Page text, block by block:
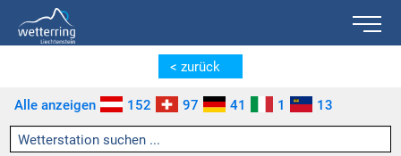
Zum Inhalt springen [AK + 0]
Zum linken senkrechten Seitenmenü springen [AK + 1]
Zum rechten senkrechten Seitenmenü springen [AK + 2]
Zu den Inhalten im Fußbereich springen [AK + 3]
Toggle
< zurück
Alle anzeigen 152 97 41 1 13